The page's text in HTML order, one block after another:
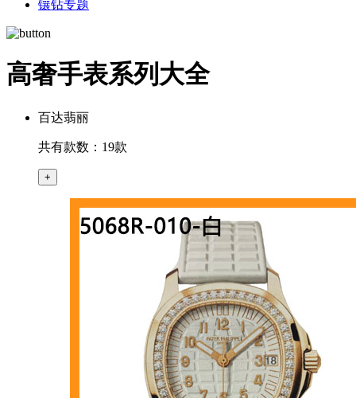
镶钻专题
高奢手表系列大全
百达翡丽
共有款数：19款
+